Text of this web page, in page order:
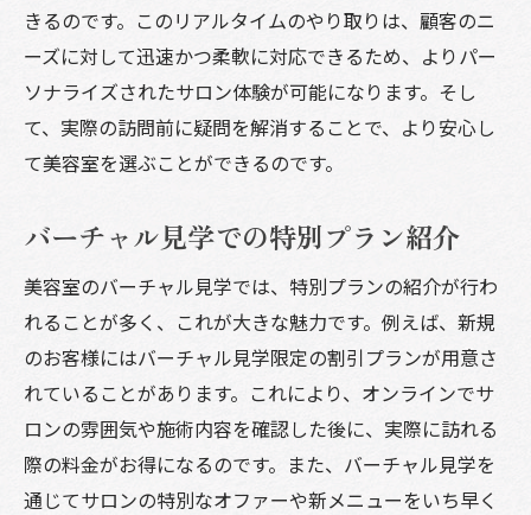
きるのです。このリアルタイムのやり取りは、顧客のニ
ーズに対して迅速かつ柔軟に対応できるため、よりパー
ソナライズされたサロン体験が可能になります。そし
て、実際の訪問前に疑問を解消することで、より安心し
て美容室を選ぶことができるのです。
バーチャル見学での特別プラン紹介
美容室のバーチャル見学では、特別プランの紹介が行わ
れることが多く、これが大きな魅力です。例えば、新規
のお客様にはバーチャル見学限定の割引プランが用意さ
れていることがあります。これにより、オンラインでサ
ロンの雰囲気や施術内容を確認した後に、実際に訪れる
際の料金がお得になるのです。また、バーチャル見学を
通じてサロンの特別なオファーや新メニューをいち早く